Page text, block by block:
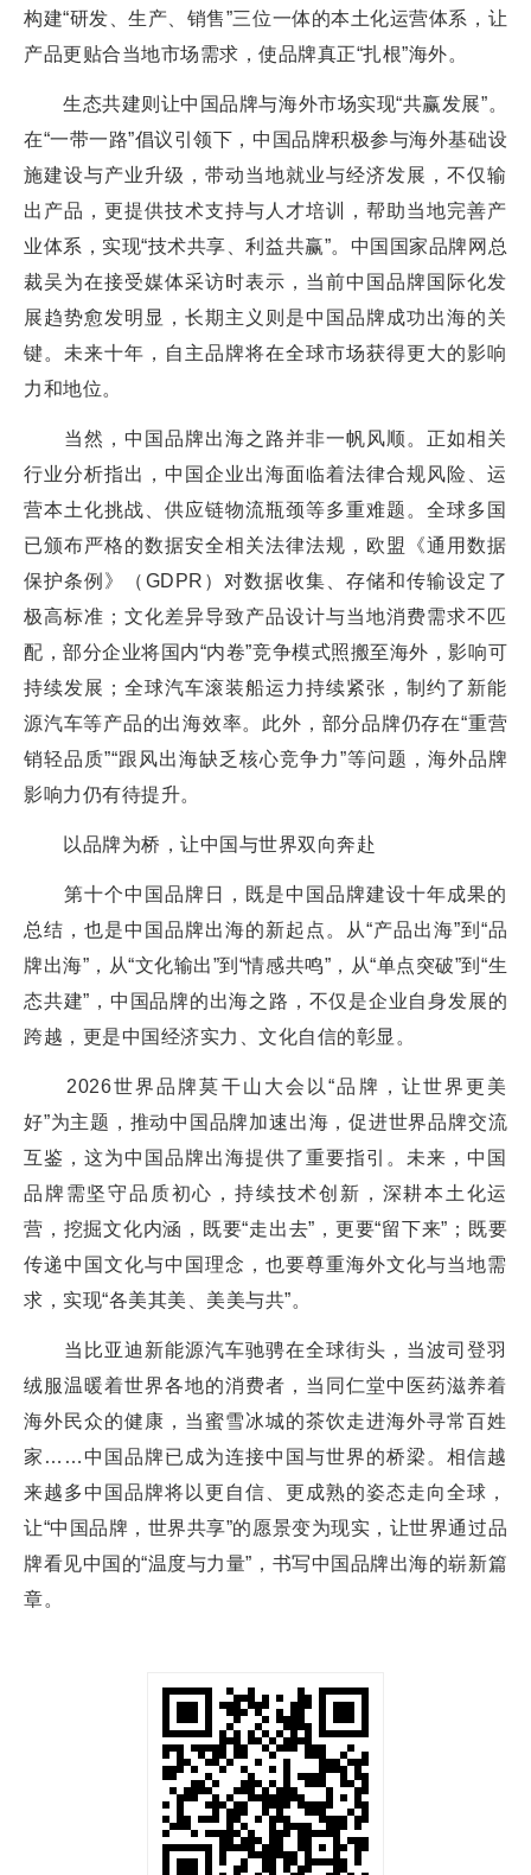
构建“研发、生产、销售”三位一体的本土化运营体系，让
产品更贴合当地市场需求，使品牌真正“扎根”海外。
生态共建则让中国品牌与海外市场实现“共赢发展”。
在“一带一路”倡议引领下，中国品牌积极参与海外基础设
施建设与产业升级，带动当地就业与经济发展，不仅输
出产品，更提供技术支持与人才培训，帮助当地完善产
业体系，实现“技术共享、利益共赢”。中国国家品牌网总
裁吴为在接受媒体采访时表示，当前中国品牌国际化发
展趋势愈发明显，长期主义则是中国品牌成功出海的关
键。未来十年，自主品牌将在全球市场获得更大的影响
力和地位。
当然，中国品牌出海之路并非一帆风顺。正如相关
行业分析指出，中国企业出海面临着法律合规风险、运
营本土化挑战、供应链物流瓶颈等多重难题。全球多国
已颁布严格的数据安全相关法律法规，欧盟《通用数据
保护条例》（GDPR）对数据收集、存储和传输设定了
极高标准；文化差异导致产品设计与当地消费需求不匹
配，部分企业将国内“内卷”竞争模式照搬至海外，影响可
持续发展；全球汽车滚装船运力持续紧张，制约了新能
源汽车等产品的出海效率。此外，部分品牌仍存在“重营
销轻品质”“跟风出海缺乏核心竞争力”等问题，海外品牌
影响力仍有待提升。
以品牌为桥，让中国与世界双向奔赴
第十个中国品牌日，既是中国品牌建设十年成果的
总结，也是中国品牌出海的新起点。从“产品出海”到“品
牌出海”，从“文化输出”到“情感共鸣”，从“单点突破”到“生
态共建”，中国品牌的出海之路，不仅是企业自身发展的
跨越，更是中国经济实力、文化自信的彰显。
2026世界品牌莫干山大会以“品牌，让世界更美
好”为主题，推动中国品牌加速出海，促进世界品牌交流
互鉴，这为中国品牌出海提供了重要指引。未来，中国
品牌需坚守品质初心，持续技术创新，深耕本土化运
营，挖掘文化内涵，既要“走出去”，更要“留下来”；既要
传递中国文化与中国理念，也要尊重海外文化与当地需
求，实现“各美其美、美美与共”。
当比亚迪新能源汽车驰骋在全球街头，当波司登羽
绒服温暖着世界各地的消费者，当同仁堂中医药滋养着
海外民众的健康，当蜜雪冰城的茶饮走进海外寻常百姓
家……中国品牌已成为连接中国与世界的桥梁。相信越
来越多中国品牌将以更自信、更成熟的姿态走向全球，
让“中国品牌，世界共享”的愿景变为现实，让世界通过品
牌看见中国的“温度与力量”，书写中国品牌出海的崭新篇
章。